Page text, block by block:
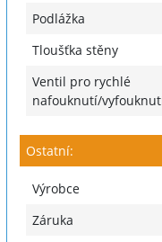
Podlážka
Tloušťka stěny
Ventil pro rychlé
nafouknutí/
Ostatní:
Výrobce
Záruka